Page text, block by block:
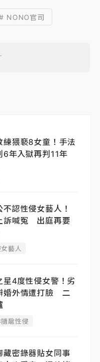
NONO官司
練猥褻8女童！手法
年入獄再判11年
認性侵女藝人！
訴喊冤 出庭再要
藝人
星4度性侵女警！劣
婚外情遭打臉 二
扈性侵
藏密錄器貼女同事